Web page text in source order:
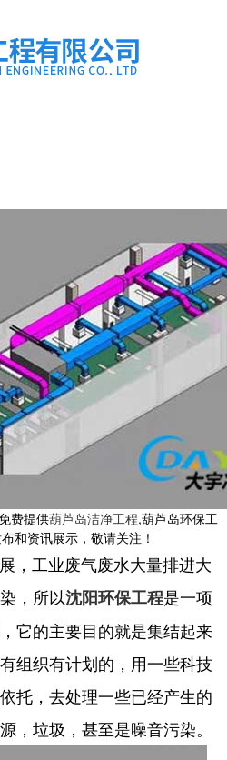
费提供葫芦岛洁净工程,葫芦岛环保工
和资讯展示，敬请关注！
工业废气废水大量排进大
，所以沈阳环保工程是一项
它的主要目的就是集结起来
组织有计划的，用一些科技
托，去处理一些已经产生的
，垃圾，甚至是噪音污染。